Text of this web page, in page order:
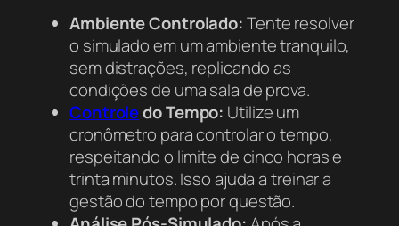
Ambiente Controlado:Tente resolver
o simulado em um ambiente tranquilo,
sem distrações, replicando as
condições de uma sala de prova.
Controledo Tempo: Utilize um
cronômetro para controlar o tempo,
respeitando o limite de cinco horas e
trinta minutos. Isso ajuda a treinar a
gestão do tempo por questão.